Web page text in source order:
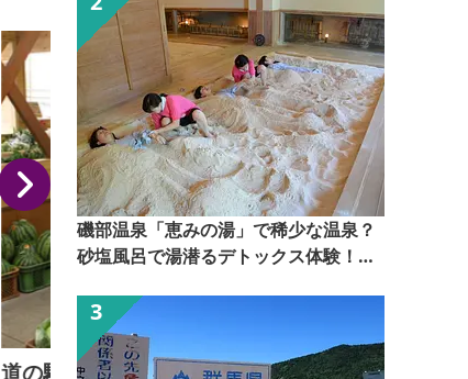
道の駅あぐりーむ昭和
磯部温泉「恵みの湯」で稀少な温泉？
砂塩風呂で湯潜るデトックス体験！
者）】